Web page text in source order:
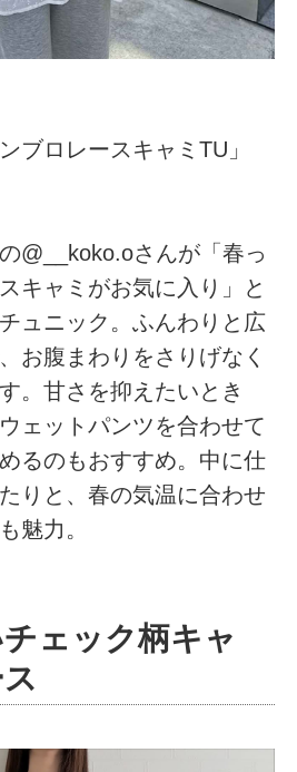
ブロレースキャミTU」
@__koko.oさんが「春っ
キャミがお気に入り」と
ュニック。ふんわりと広
お腹まわりをさりげなく
。甘さを抑えたいとき
ェットパンツを合わせて
るのもおすすめ。中に仕
りと、春の気温に合わせ
魅力。
ェック柄キャ